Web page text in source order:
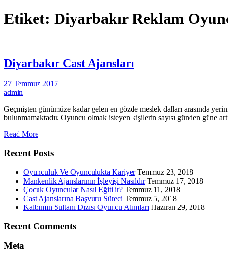
Etiket: Diyarbakır Reklam
Diyarbakır Cast Ajansları
27 Temmuz 2017
admin
Geçmişten günümüze kadar gelen en gözde meslek dalları arasında
bulunmamaktadır. Oyuncu olmak isteyen kişilerin sayısı günden güne
Read More
Recent Posts
Oyunculuk Ve Oyunculukta Kariyer Temmuz 23, 2018
Mankenlik Ajanslarının İşleyişi Nasıldır Temmuz 17, 2018
Çocuk Oyuncular Nasıl Eğitilir? Temmuz 11, 2018
Cast Ajanslarına Başvuru Süreci Temmuz 5, 2018
Kalbimin Sultanı Dizisi Oyuncu Alımları Haziran 29, 2018
Recent Comments
Meta